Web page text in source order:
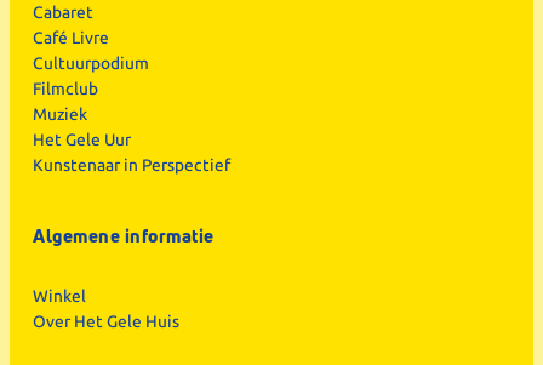
Cabaret
Café Livre
Cultuurpodium
Filmclub
Muziek
Het Gele Uur
Kunstenaar in Perspectief
Algemene informatie
Winkel
Over Het Gele Huis